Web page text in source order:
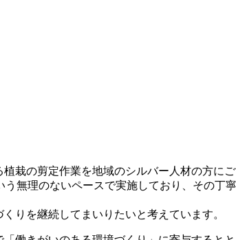
栽の剪定作業を地域のシルバー人材の方にご
無理のないペースで実施しており、その丁
りを継続してまいりたいと考えています。